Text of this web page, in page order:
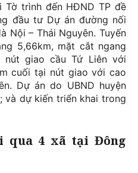
Tờ trình đến HĐND TP đề
đầu tư Dự án đường nối
Nội – Thái Nguyên. Tuyến
5,66km, mặt cắt ngang
giao cầu Tứ Liên với
cuối tại nút giao với cao
Dự án do UBND huyện
và dự kiến triển khai trong
qua 4 xã tại Đông